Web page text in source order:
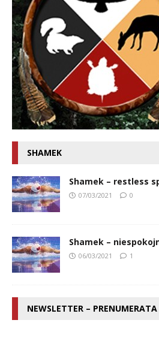
SHAMEK
Shamek – restless
07/03/2021 0
Shamek –
06/03/2021 1
NEWSLETTER – PRENUMERATA